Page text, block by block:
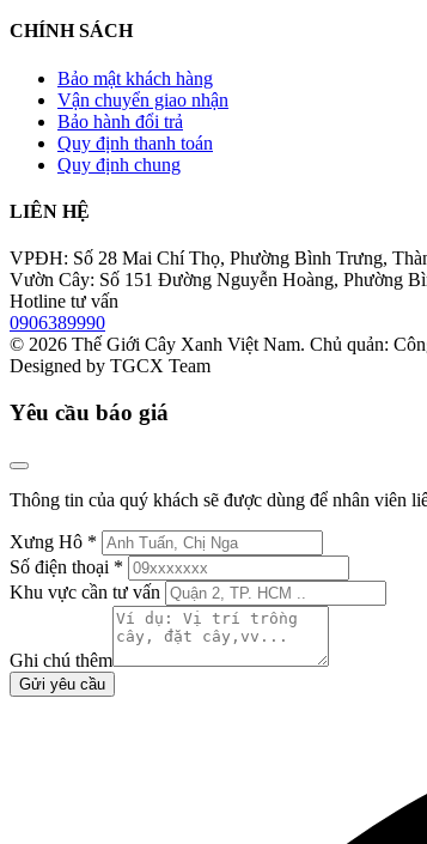
CHÍNH SÁCH
Bảo mật khách hàng
Vận chuyển giao nhận
Bảo hành đổi trả
Quy định thanh toán
Quy định chung
LIÊN HỆ
VPĐH: Số 28 Mai Chí Thọ, Phường Bình Trưng,
Vườn Cây: Số 151 Đường Nguyễn Hoàng, Phường
Hotline tư vấn
0906389990
© 2026 Thế Giới Cây Xanh Việt Nam. Chủ quản:
Designed by TGCX Team
Yêu cầu báo giá
Thông tin của quý khách sẽ được dùng để nhân viên
Xưng Hô *
Số điện thoại *
Khu vực cần tư vấn
Ghi chú thêm
Gửi yêu cầu